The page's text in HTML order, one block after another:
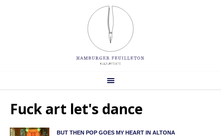
Fuck art let's dance
BUT THEN POP GOES MY HEART IN ALTONA